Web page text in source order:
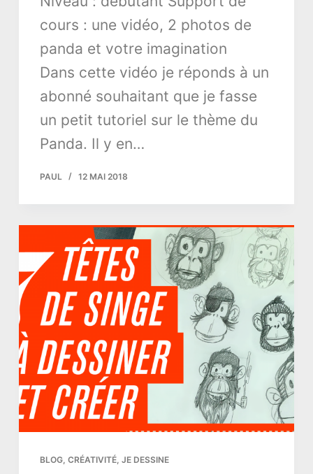
cours : une vidéo, 2 photos de
panda et votre imagination
Dans cette vidéo je réponds à un
abonné souhaitant que je fasse
un petit tutoriel sur le thème du
Panda. Il y en…
PAUL 12 MAI 2018
BLOG, CRÉATIVITÉ, JE DESSINE